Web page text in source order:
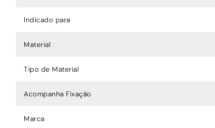
Indicado para
Material
Tipo de Material
Acompanha Fixação
Marca